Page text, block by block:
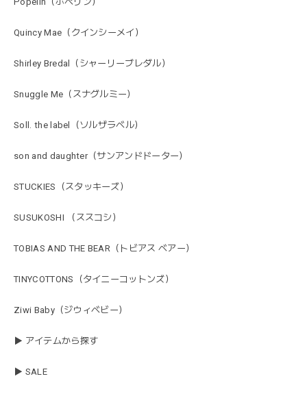
Quincy Mae（クインシーメイ）
Shirley Bredal（シャーリーブレダル）
Snuggle Me（スナグルミー）
Soll. the label（ソルザラベル）
son and daughter（サンアンドドーター）
STUCKIES（スタッキーズ）
SUSUKOSHI （ススコシ）
TOBIAS AND THE BEAR（トビアス ベアー）
TINYCOTTONS（タイニーコットンズ）
Ziwi Baby（ジウィベビー）
▶ アイテムから探す
▶ SALE